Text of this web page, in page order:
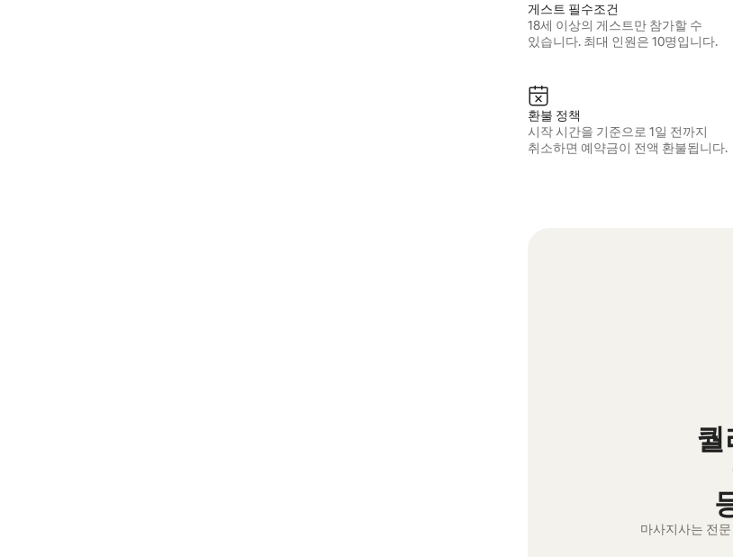
게스트 필수조건
18세 이상의 게스트만 참가할 수
있습니다. 최대 인원은 10명입니다.
환불 정책
시작 시간을 기준으로 1일 전까지
취소하면 예약금이 전액 환불됩니다.
퀄
마사지사는 전